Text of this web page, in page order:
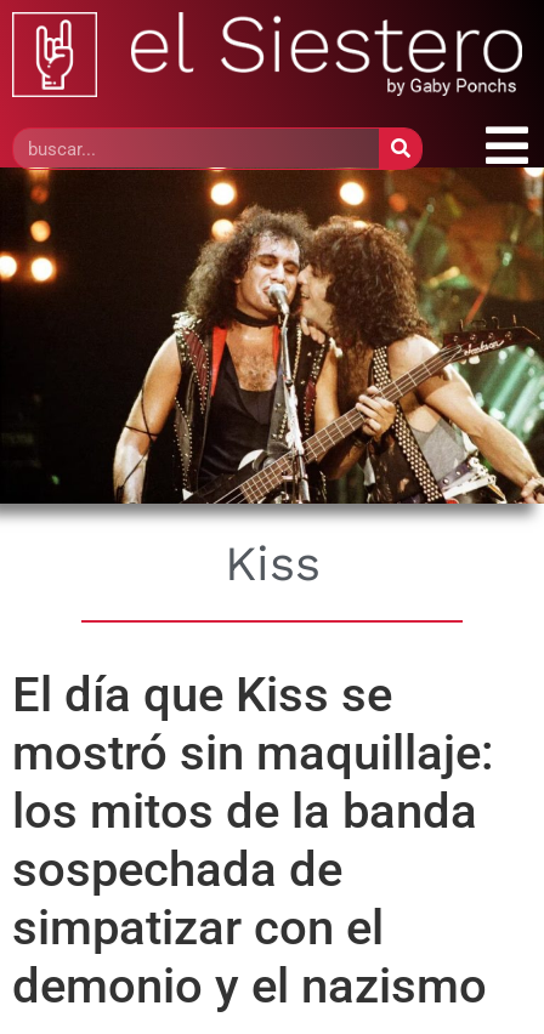
Kiss
El día que Kiss se
mostró sin maquillaje:
los mitos de la banda
sospechada de
simpatizar con el
demonio y el nazismo